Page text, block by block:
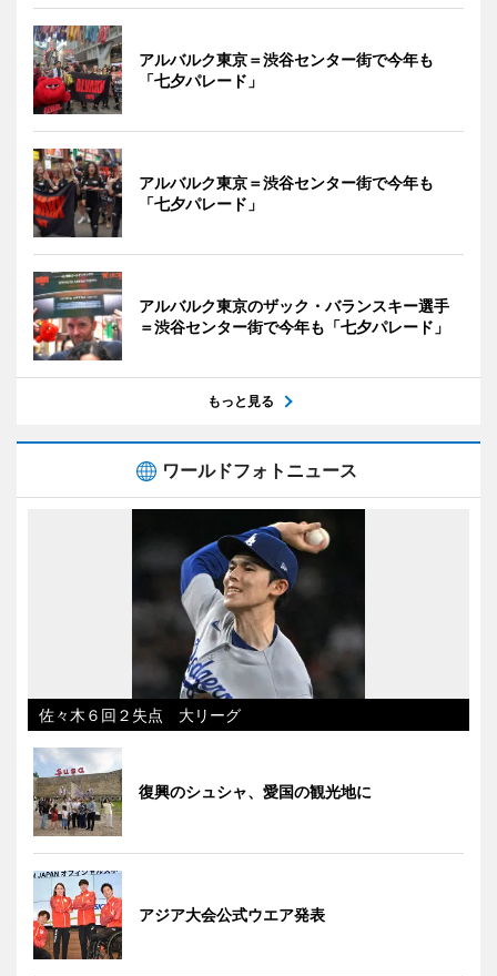
アルバルク東京＝渋谷センター街で今年も
「七夕パレード」
アルバルク東京＝渋谷センター街で今年も
「七夕パレード」
アルバルク東京のザック・バランスキー選手
＝渋谷センター街で今年も「七夕パレード」
もっと見る
ワールドフォトニュース
佐々木６回２失点 大リーグ
復興のシュシャ、愛国の観光地に
アジア大会公式ウエア発表